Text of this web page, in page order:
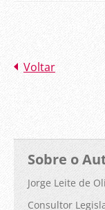
Voltar
Sobre o
Jorge Leite de
Consultor